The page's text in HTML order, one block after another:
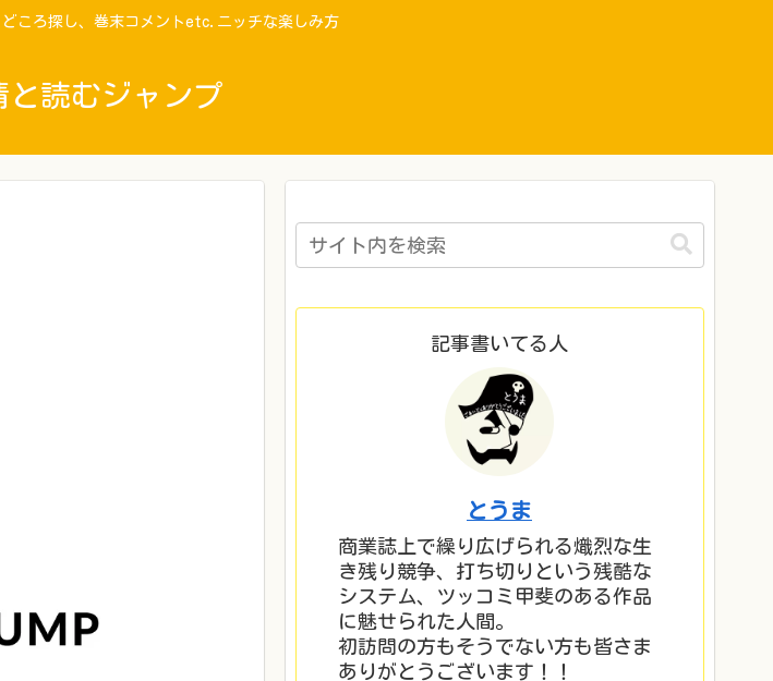
ころ探し、巻末コメントetc.ニッチな楽しみ方
と読むジャンプ
記事書いてる人
とうま
商業誌上で繰り広げられる熾烈な生
き残り競争、打ち切りという残酷な
システム、ツッコミ甲斐のある作品
に魅せられた人間。
初訪問の方もそうでない方も皆さま
ありがとうございます！！